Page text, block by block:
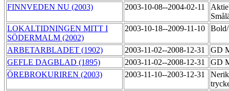
FINNVEDEN NU (2003)
2003-10-08--2004-02-11
LOKALTIDNINGEN MITT I
SÖDERMALM (2002)
2003-10-18--2009-11-10
ARBETARBLADET (1902) 2003-11-02--2008-12-31
GD
GEFLE DAGBLAD (1895)
2003-11-02--2008-12-31
GD
ÖREBROKURIREN (2003)
2003-11-10--2003-12-31